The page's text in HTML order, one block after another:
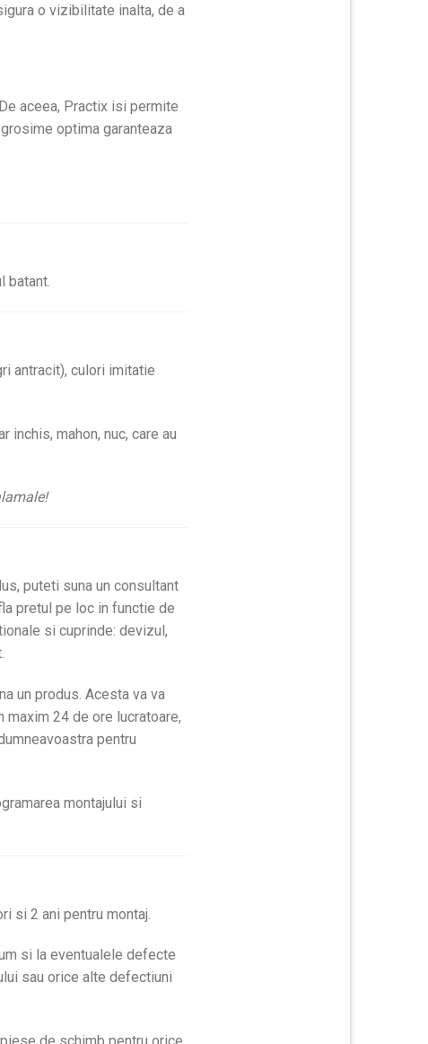
o vizibilitate inalta, de a
aceea, Practix isi permite
optima garanteaza
batant.
antracit), culori imitatie
inchis, mahon, nuc, care au
puteti suna un consultant
pretul pe loc in functie de
si cuprinde: devizul,
un produs. Acesta va va
24 de ore lucratoare,
pentru
montajului si
si 2 ani pentru montaj.
si la eventualele defecte
sau orice alte defectiuni